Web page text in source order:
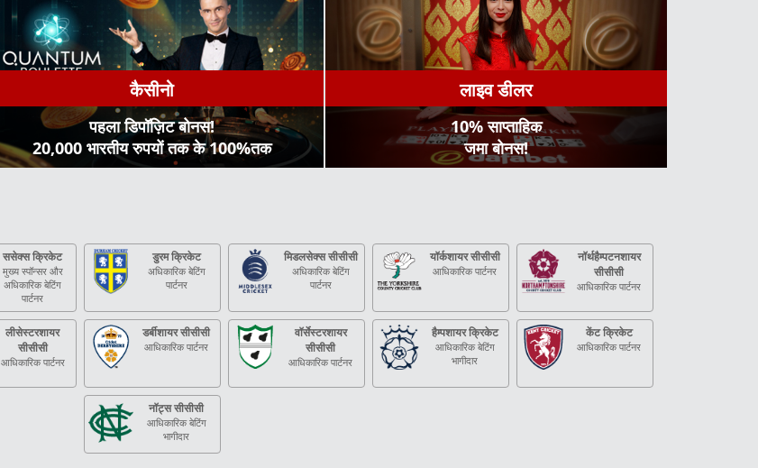
कैसीनो
पहला डिपॉज़िट बोनस!
20,000 भारतीय रुपयों तक के 100%तक
लाइव डीलर
10% साप्ताहिक
जमा बोनस!
ससेक्स क्रिकेट
मुख्य स्पॉन्सर और
अधिकारिक बेटिंग
पार्टनर
डुरम क्रिकेट
अधिकारिक बेटिंग
पार्टनर
मिडलसेक्स सीसीसी
अधिकारिक बेटिंग
पार्टनर
यॉर्कशायर सीसीसी
आधिकारिक पार्टनर
नॉर्थहैम्पटनशायर
सीसीसी
आधिकारिक पार्टनर
लीसेस्टरशायर
सीसीसी
आधिकारिक पार्टनर
डर्बीशायर सीसीसी
आधिकारिक पार्टनर
वॉर्सेस्टरशायर
सीसीसी
आधिकारिक पार्टनर
हैम्पशायर क्रिकेट
आधिकारिक बेटिंग
भागीदार
केंट क्रिकेट
आधिकारिक पार्टनर
नॉट्स सीसीसी
आधिकारिक बेटिंग
भागीदार